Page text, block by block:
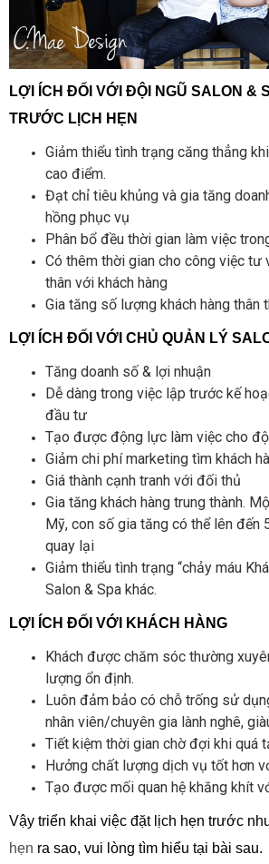
LỢI ÍCH ĐỐI VỚI ĐỘI NGŨ SALON &
TRƯỚC LỊCH HẸN
Giảm thiểu tình trạng căng thẳng
cao điểm.
Đạt chỉ tiêu khủng và gia tăng
hồng phục vụ
Phân bổ đều thời gian làm việc
Có thêm thời gian cho công việc tư
thân với khách hàng
Gia tăng số lượng khách hàng thân
LỢI ÍCH ĐỐI VỚI CHỦ QUẢN LÝ
Tăng doanh số & lợi nhuận
Dễ dàng trong việc lập trước kế
đầu tư
Tạo được động lực làm việc cho
Giảm chi phí marketing tìm khách
Giá thành cạnh tranh với đối thủ
Gia tăng khách hàng trung thành.
Mỹ, con số gia tăng có thể lên đến
quay lại
Giảm thiểu tình trạng “chảy máu
Salon & Spa khác.
LỢI ÍCH ĐỐI VỚI KHÁCH HÀNG
Khách được chăm sóc thường
lượng ổn định.
Luôn đảm bảo có chỗ trống sử
nhân viên/chuyên gia lành nghê,
Tiết kiệm thời gian chờ đợi khi quá
Hưởng chất lượng dịch vụ tốt hơn
Tạo được mối quan hệ khăng khít
Vậy triển khai việc đặt lịch hẹn trước
hẹn ra sao, vui lòng tìm hiểu tại bài sau.